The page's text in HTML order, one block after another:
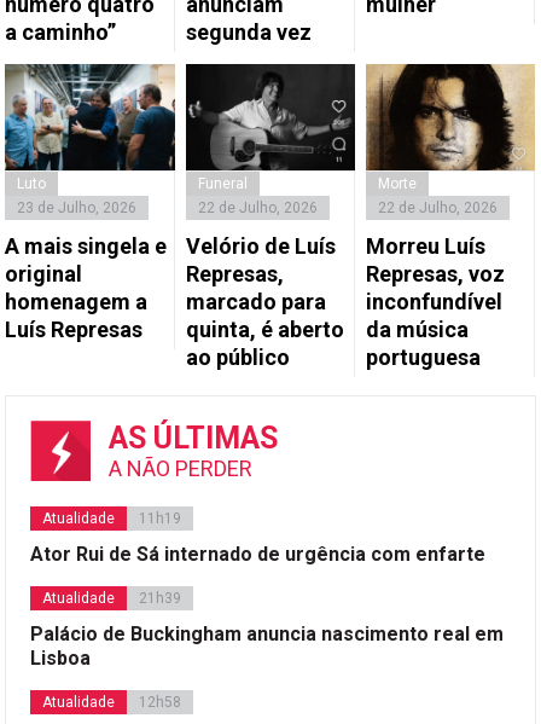
a caminho”
segunda vez
Luto
23 de Julho, 2026
A mais singela e
original
homenagem a
Luís Represas
Funeral
22 de Julho, 2026
Velório de Luís
Represas,
marcado para
quinta, é aberto
ao público
Morte
22 de Julho, 2026
Morreu Luís
Represas, voz
inconfundível
da música
portuguesa
AS ÚLTIMAS
A NÃO PERDER
Atualidade 11h19
Ator Rui de Sá internado de urgência com enfarte
Atualidade 21h39
Palácio de Buckingham anuncia nascimento real em
Lisboa
Atualidade 12h58